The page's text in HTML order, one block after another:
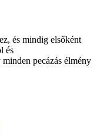
és mindig elsőként
és
pecázás élmény